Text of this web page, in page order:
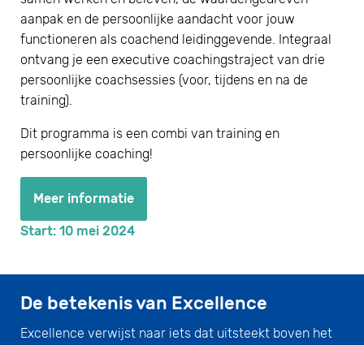
aanpak en de persoonlijke aandacht voor jouw
functioneren als coachend leidinggevende. Integraal
ontvang je een executive coachingstraject van drie
persoonlijke coachsessies (voor, tijdens en na de
training).
Dit programma is een combi van training en
persoonlijke coaching!
Meer informatie
Start: 10 mei 2024
De betekenis van Excellence
Excellence verwijst naar iets dat uitsteekt boven het